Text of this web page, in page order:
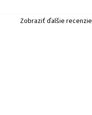
Zobraziť ďalšie recenzie